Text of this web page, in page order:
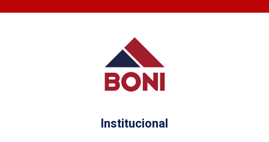
Institucional